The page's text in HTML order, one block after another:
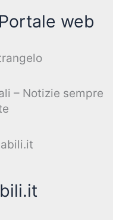
web
– Notizie sempre